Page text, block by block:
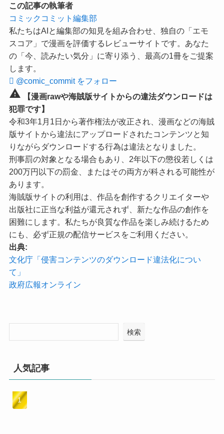
この記事の執筆者
コミックコミット編集部
私たちはAIと編集部の知見を組み合わせ、独自の「エモ
スコア」で漫画を評価するレビューサイトです。あなた
の「今、読みたい気分」に寄り添う、最高の1冊をご提案
します。
@comic_commit をフォロー
warning
【漫画rawや海賊版サイトからの違法ダウンロードは
犯罪です】
令和3年1月1日から著作権法が改正され、漫画などの海賊
版サイトから違法にアップロードされたコンテンツと知
りながらダウンロードする行為は違法となりました。
刑事罰の対象となる場合もあり、2年以下の懲役若しくは
200万円以下の罰金、またはその両方が科される可能性が
あります。
海賊版サイトの利用は、作品を創作するクリエイターや
出版社に正当な利益が還元されず、新たな作品の創作を
困難にします。私たちが良質な作品を楽しみ続けるため
にも、必ず正規の配信サービスをご利用ください。
出典:
文化庁「侵害コンテンツのダウンロード違法化につい
て」
政府広報オンライン
検索
人気記事